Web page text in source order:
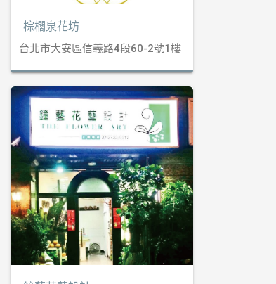
棕櫚泉花坊
台北市大安區信義路4段60-2號1樓